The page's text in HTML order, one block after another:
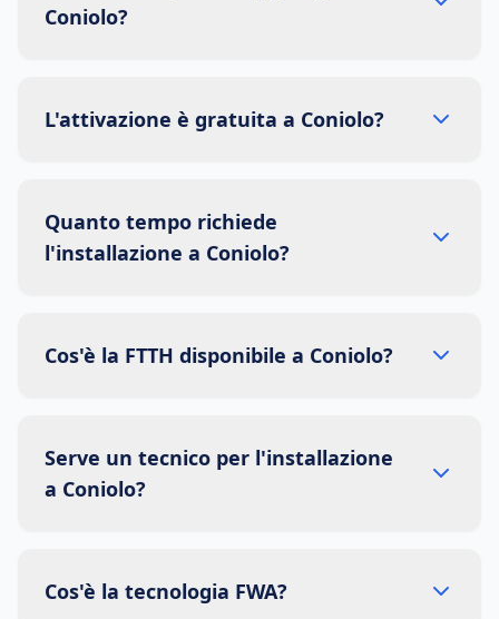
Coniolo?
L'attivazione è gratuita a Coniolo?
Quanto tempo richiede
l'installazione a Coniolo?
Cos'è la FTTH disponibile a Coniolo?
Serve un tecnico per l'installazione
a Coniolo?
Cos'è la tecnologia FWA?